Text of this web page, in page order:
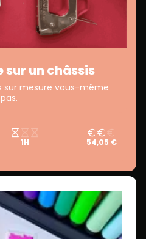
sur un châssis
sur mesure vous-même
1H 54,05 €